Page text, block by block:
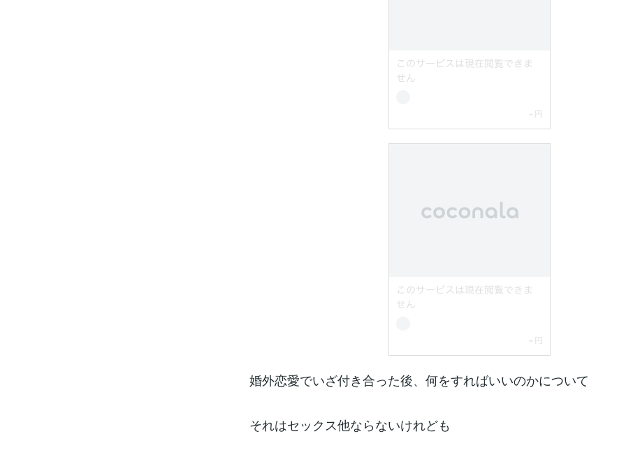
婚外恋愛でいざ付き合った後、何をすればいいのかについて
それはセックス他ならないけれども